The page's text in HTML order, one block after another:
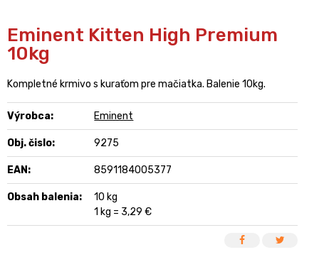
Eminent Kitten High Premium
10kg
Kompletné krmivo s kuraťom pre mačiatka. Balenie 10kg.
Výrobca: Eminent
Obj. čislo: 9275
EAN: 8591184005377
Obsah balenia:
10 kg
1 kg = 3,29 €